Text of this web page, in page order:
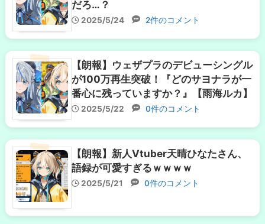
だろ…？
2025/5/24 2件のコメント
【朗報】ウェザプラのデビューシングル
が100万再生突破！『どのサヨナラが一
番心に残っていますか？』【雨海ルカ】
2025/5/22 0件のコメント
【朗報】新人Vtuber天晴ひなたさん、
語録が可愛すぎるｗｗｗｗ
2025/5/21 0件のコメント